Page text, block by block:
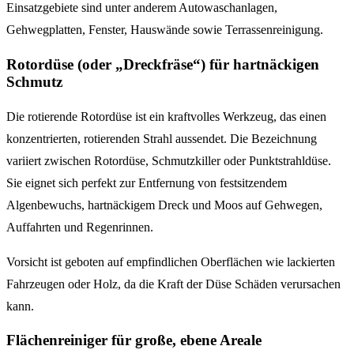
Einsatzgebiete sind unter anderem Autowaschanlagen,
Gehwegplatten, Fenster, Hauswände sowie Terrassenreinigung.
Rotordüse (oder „Dreckfräse“) für hartnäckigen
Schmutz
Die rotierende Rotordüse ist ein kraftvolles Werkzeug, das einen
konzentrierten, rotierenden Strahl aussendet. Die Bezeichnung
variiert zwischen Rotordüse, Schmutzkiller oder Punktstrahldüse.
Sie eignet sich perfekt zur Entfernung von festsitzendem
Algenbewuchs, hartnäckigem Dreck und Moos auf Gehwegen,
Auffahrten und Regenrinnen.
Vorsicht ist geboten auf empfindlichen Oberflächen wie lackierten
Fahrzeugen oder Holz, da die Kraft der Düse Schäden verursachen
kann.
Flächenreiniger für große, ebene Areale